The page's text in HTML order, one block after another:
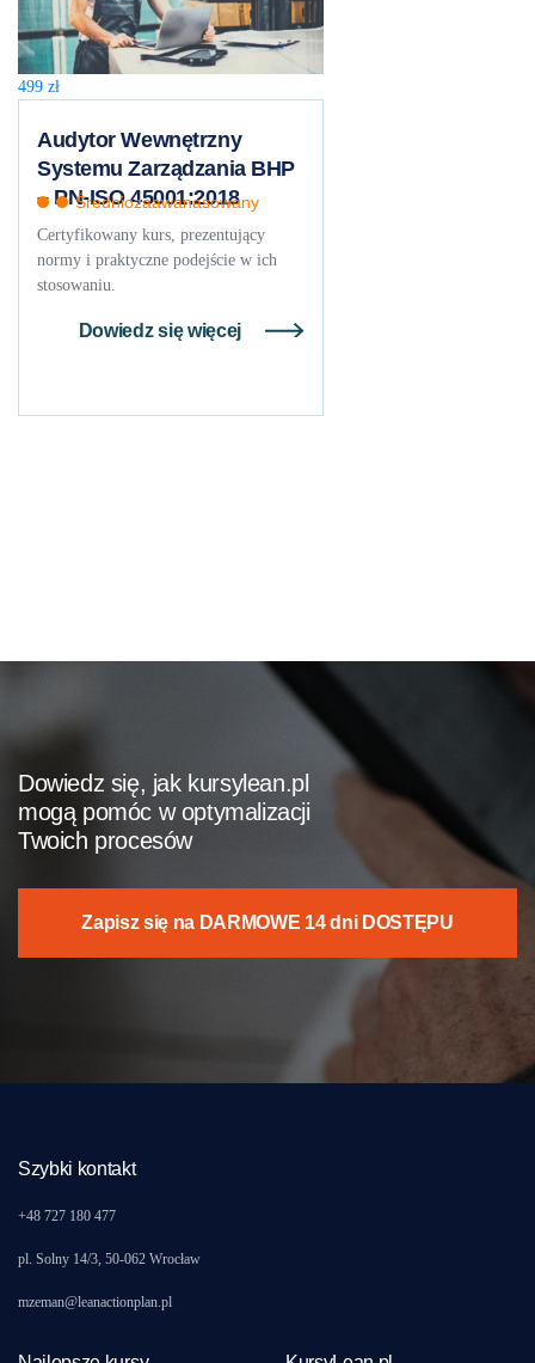
499 zł
Audytor Wewnętrzny
Systemu Zarządzania BHP
– PN-ISO 45001:2018
Średniozaawanasowany
Certyfikowany kurs, prezentujący
normy i praktyczne podejście w ich
stosowaniu.
Dowiedz się więcej
Dowiedz się, jak kursylean.pl
mogą pomóc w optymalizacji
Twoich procesów
Zapisz się na DARMOWE 14 dni DOSTĘPU
Szybki kontakt
+48 727 180 477
pl. Solny 14/3, 50-062 Wrocław
mzeman@leanactionplan.pl